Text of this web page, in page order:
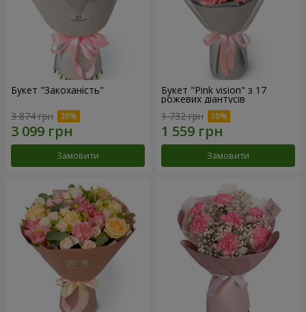
Букет "Закоханість"
3 874 грн
Замовити
Букет "Pink vision" з 17
рожевих діантусів
1 732 грн
Замовити